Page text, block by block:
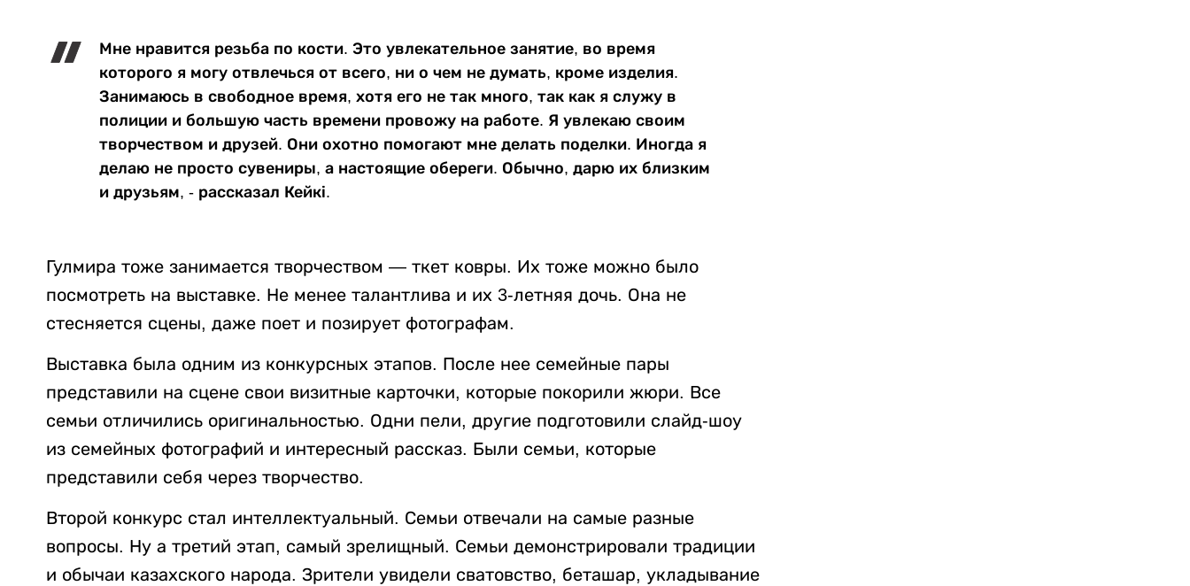
Мне нравится резьба по кости. Это увлекательное занятие, во время
которого я могу отвлечься от всего, ни о чем не думать, кроме изделия.
Занимаюсь в свободное время, хотя его не так много, так как я служу в
полиции и большую часть времени провожу на работе. Я увлекаю своим
творчеством и друзей. Они охотно помогают мне делать поделки. Иногда я
делаю не просто сувениры, а настоящие обереги. Обычно, дарю их близким
и друзьям, - рассказал Кейкі.
Гулмира тоже занимается творчеством — ткет ковры. Их тоже можно было
посмотреть на выставке. Не менее талантлива и их 3-летняя дочь. Она не
стесняется сцены, даже поет и позирует фотографам.
Выставка была одним из конкурсных этапов. После нее семейные пары
представили на сцене свои визитные карточки, которые покорили жюри. Все
семьи отличились оригинальностью. Одни пели, другие подготовили слайд-шоу
из семейных фотографий и интересный рассказ. Были семьи, которые
представили себя через творчество.
Второй конкурс стал интеллектуальный. Семьи отвечали на самые разные
вопросы. Ну а третий этап, самый зрелищный. Семьи демонстрировали традиции
и обычаи казахского народа. Зрители увидели сватовство, беташар, укладывание